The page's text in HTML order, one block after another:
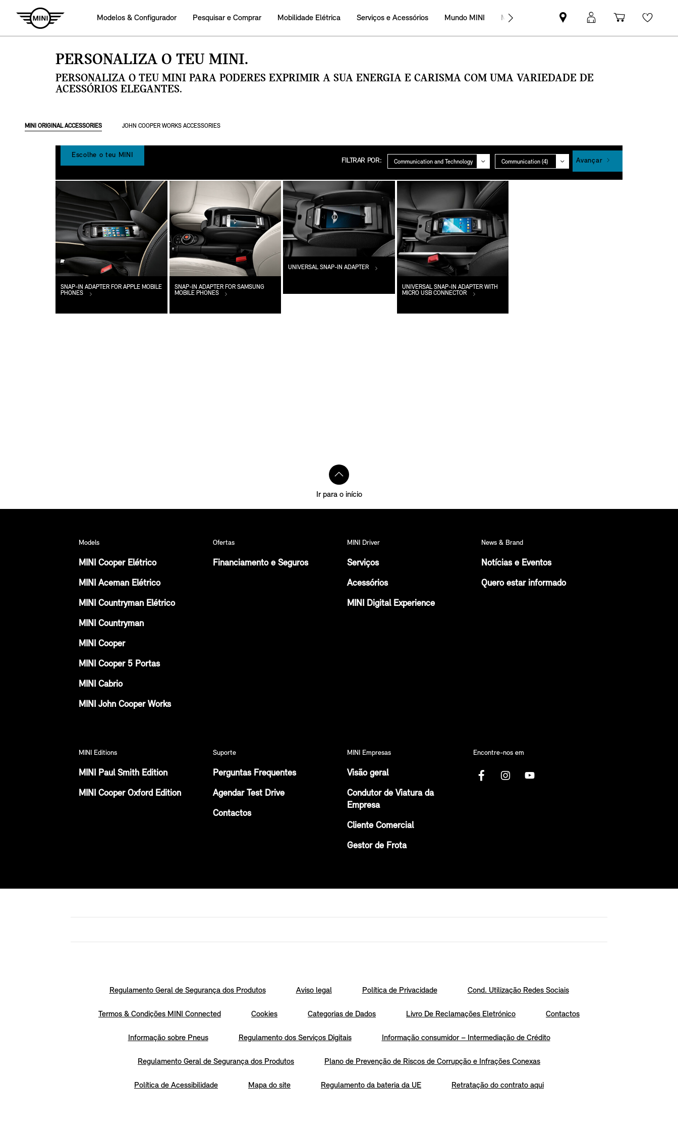
Modelos & Configurador Pesquisar e Comprar Mobilidade Elétrica Serviços e Acessórios Mundo MINI MINI Empresas
Pesquisar
parceiro
Iniciar
sessão
Carrinho
de
PERSONALIZA O TEU MINI.
PERSONALIZA O TEU MINI PARA PODERES EXPRIMIR A SUA ENERGIA E CARISMA COM UMA VARIEDADE DE
ACESSÓRIOS ELEGANTES.
MINI ORIGINAL ACCESSORIES JOHN COOPER WORKS ACCESSORIES
Escolhe o teu MINI
FILTRAR POR:
Categoria
Grupo
Avançar
SNAP-IN ADAPTER FOR APPLE MOBILE
PHONES
SNAP-IN ADAPTER FOR SAMSUNG
MOBILE PHONES
UNIVERSAL SNAP-IN ADAPTER
UNIVERSAL SNAP-IN ADAPTER WITH
MICRO USB CONNECTOR
Ir para o início
Models
MINI Cooper Elétrico
MINI Aceman Elétrico
MINI Countryman Elétrico
MINI Countryman
MINI Cooper
MINI Cooper 5 Portas
MINI Cabrio
MINI John Cooper Works
Ofertas
Financiamento e Seguros
MINI Driver
Serviços
Acessórios
MINI Digital Experience
News & Brand
Notícias e Eventos
Quero estar informado
MINI Editions
MINI Paul Smith Edition
MINI Cooper Oxford Edition
Suporte
Perguntas Frequentes
Agendar Test Drive
Contactos
MINI Empresas
Visão geral
Condutor de Viatura da
Empresa
Cliente Comercial
Gestor de Frota
Encontre-nos em
Regulamento Geral de Segurança dos Produtos Aviso legal Política de Privacidade Cond. Utilização Redes Sociais
Termos & Condições MINI Connected Cookies Categorias de Dados Livro De Reclamações Eletrónico Contactos
Informação sobre Pneus Regulamento dos Serviços Digitais Informação consumidor – Intermediação de Crédito
Regulamento Geral de Segurança dos Produtos Plano de Prevenção de Riscos de Corrupção e Infrações Conexas
Política de Acessibilidade Mapa do site Regulamento da bateria da UE Retratação do contrato aqui